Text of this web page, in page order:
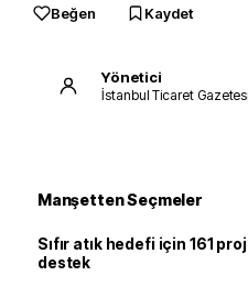
Beğen Kaydet
Yönetici
İstanbul Ticaret
Manşetten Seçmeler
Sıfır atık hedefi için 161
destek